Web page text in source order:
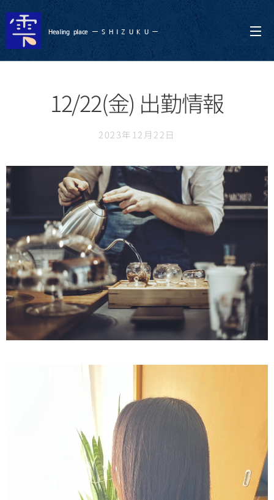
Healing place ー S H I Z U K U ー
12/22(金) 出勤情報
2023年12月22日